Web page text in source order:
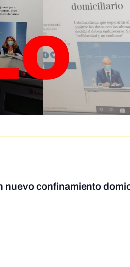
nuevo confinamiento